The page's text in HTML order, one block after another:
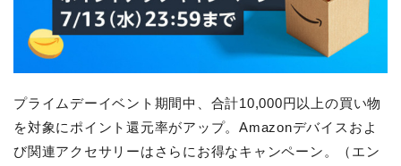
プライムデーイベント期間中、合計10,000円以上の買い物
を対象にポイント還元率がアップ。Amazonデバイスおよ
び関連アクセサリーはさらにお得なキャンペーン。（エン